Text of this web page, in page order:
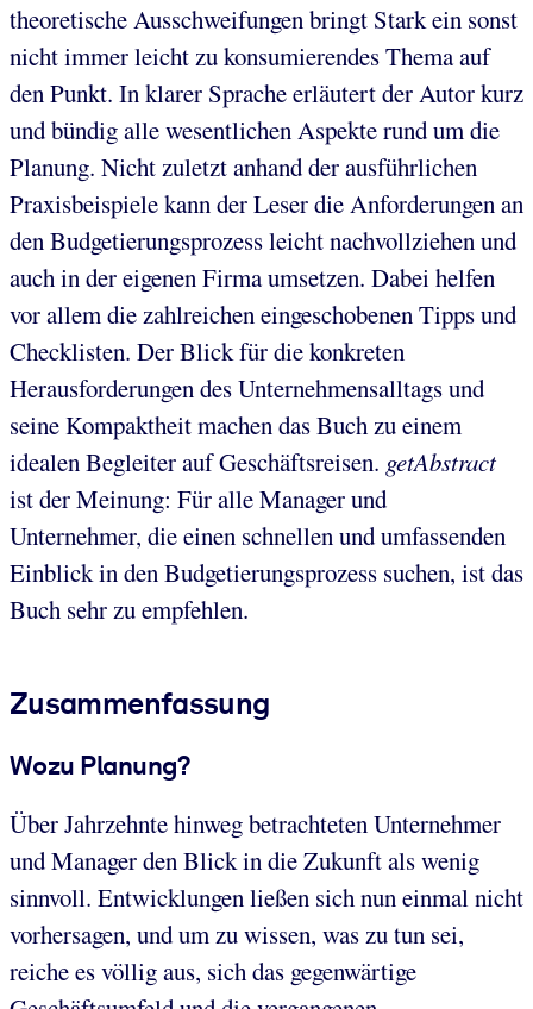
theoretische Ausschweifungen bringt Stark ein sonst
nicht immer leicht zu konsumierendes Thema auf
den Punkt. In klarer Sprache erläutert der Autor kurz
und bündig alle wesentlichen Aspekte rund um die
Planung. Nicht zuletzt anhand der ausführlichen
Praxisbeispiele kann der Leser die Anforderungen an
den Budgetierungsprozess leicht nachvollziehen und
auch in der eigenen Firma umsetzen. Dabei helfen
vor allem die zahlreichen eingeschobenen Tipps und
Checklisten. Der Blick für die konkreten
Herausforderungen des Unternehmensalltags und
seine Kompaktheit machen das Buch zu einem
idealen Begleiter auf Geschäftsreisen. getAbstract
ist der Meinung: Für alle Manager und
Unternehmer, die einen schnellen und umfassenden
Einblick in den Budgetierungsprozess suchen, ist das
Buch sehr zu empfehlen.
Zusammenfassung
Wozu Planung?
Über Jahrzehnte hinweg betrachteten Unternehmer
und Manager den Blick in die Zukunft als wenig
sinnvoll. Entwicklungen ließen sich nun einmal nicht
vorhersagen, und um zu wissen, was zu tun sei,
reiche es völlig aus, sich das gegenwärtige